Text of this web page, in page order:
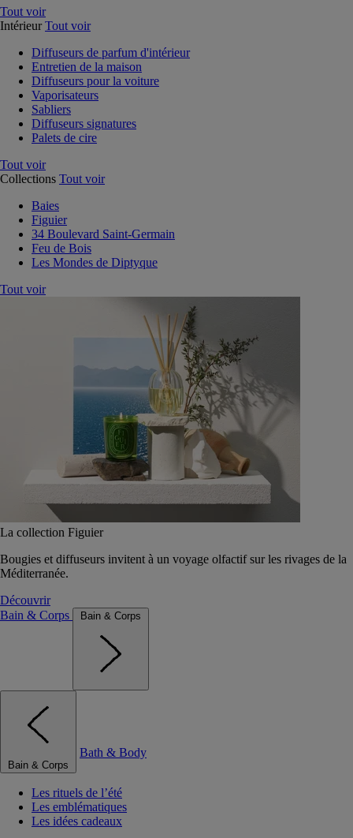
Tout voir
Intérieur Tout voir
Diffuseurs de parfum d'intérieur
Entretien de la maison
Diffuseurs pour la voiture
Vaporisateurs
Sabliers
Diffuseurs signatures
Palets de cire
Tout voir
Collections Tout voir
Baies
Figuier
34 Boulevard Saint-Germain
Feu de Bois
Les Mondes de Diptyque
Tout voir
La collection Figuier
Bougies et diffuseurs invitent à un voyage olfactif sur les rivages de la
Méditerranée.
Découvrir
Bain & Corps
Bain & Corps
Bain & Corps
Bath & Body
Les rituels de l’été
Les emblématiques
Les idées cadeaux